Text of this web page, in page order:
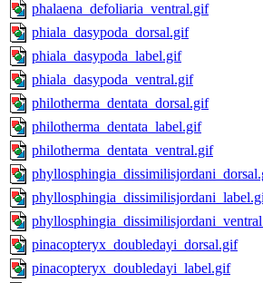
phalaena_defoliaria_ventral.gif
phiala_dasypoda_dorsal.gif
phiala_dasypoda_label.gif
phiala_dasypoda_ventral.gif
philotherma_dentata_dorsal.gif
philotherma_dentata_label.gif
philotherma_dentata_ventral.gif
pinacopteryx_doubledayi_dorsal.gif
pinacopteryx_doubledayi_label.gif